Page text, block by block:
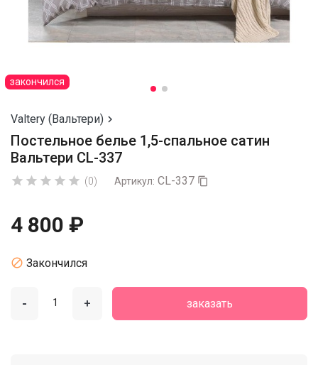
закончился
Valtery (Вальтери) 
Постельное белье 1,5-спальное сатин
Вальтери CL-337
     (0) Артикул: CL-337 
4 800 ₽
 Закончился
- + заказать